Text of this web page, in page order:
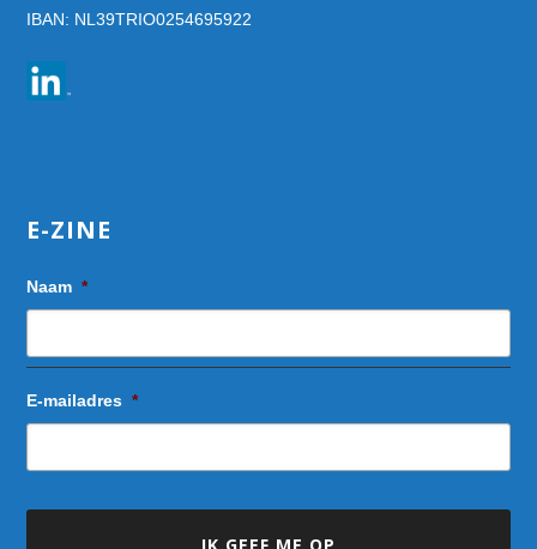
IBAN: NL39TRIO0254695922
E-ZINE
Naam *
E-mailadres *